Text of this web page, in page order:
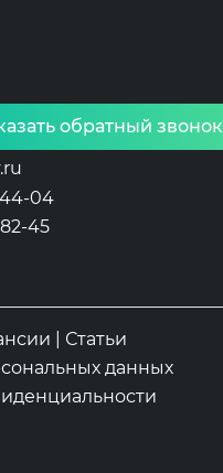
обратный звонок
04
45
Статьи
данных